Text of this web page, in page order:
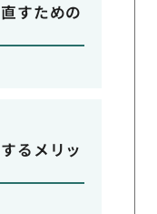
すための
るメリッ